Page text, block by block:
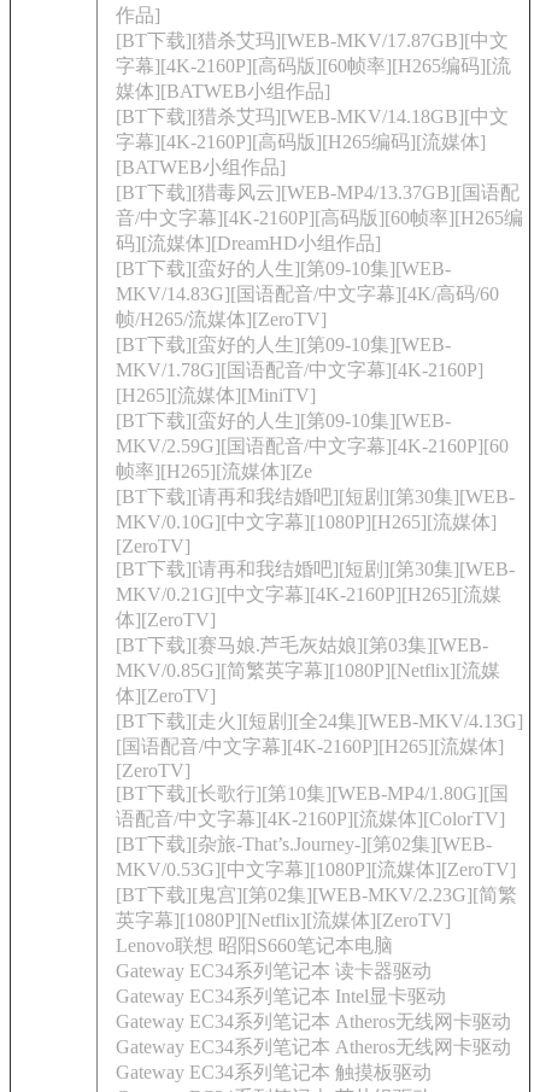
作品]
[BT下载][猎杀艾玛][WEB-MKV/17.87GB][中文
字幕][4K-2160P][高码版][60帧率][H265编码][流
媒体][BATWEB小组作品]
[BT下载][猎杀艾玛][WEB-MKV/14.18GB][中文
字幕][4K-2160P][高码版][H265编码][流媒体]
[BATWEB小组作品]
[BT下载][猎毒风云][WEB-MP4/13.37GB][国语配
音/中文字幕][4K-2160P][高码版][60帧率][H265编
码][流媒体][DreamHD小组作品]
[BT下载][蛮好的人生][第09-10集][WEB-
MKV/14.83G][国语配音/中文字幕][4K/高码/60
帧/H265/流媒体][ZeroTV]
[BT下载][蛮好的人生][第09-10集][WEB-
MKV/1.78G][国语配音/中文字幕][4K-2160P]
[H265][流媒体][MiniTV]
[BT下载][蛮好的人生][第09-10集][WEB-
MKV/2.59G][国语配音/中文字幕][4K-2160P][60
帧率][H265][流媒体][Ze
[BT下载][请再和我结婚吧][短剧][第30集][WEB-
MKV/0.10G][中文字幕][1080P][H265][流媒体]
[ZeroTV]
[BT下载][请再和我结婚吧][短剧][第30集][WEB-
MKV/0.21G][中文字幕][4K-2160P][H265][流媒
体][ZeroTV]
[BT下载][赛马娘.芦毛灰姑娘][第03集][WEB-
MKV/0.85G][简繁英字幕][1080P][Netflix][流媒
体][ZeroTV]
[BT下载][走火][短剧][全24集][WEB-MKV/4.13G]
[国语配音/中文字幕][4K-2160P][H265][流媒体]
[ZeroTV]
[BT下载][长歌行][第10集][WEB-MP4/1.80G][国
语配音/中文字幕][4K-2160P][流媒体][ColorTV]
[BT下载][杂旅-That’s.Journey-][第02集][WEB-
MKV/0.53G][中文字幕][1080P][流媒体][ZeroTV]
[BT下载][鬼宫][第02集][WEB-MKV/2.23G][简繁
英字幕][1080P][Netflix][流媒体][ZeroTV]
Lenovo联想 昭阳S660笔记本电脑
Gateway EC34系列笔记本 读卡器驱动
Gateway EC34系列笔记本 Intel显卡驱动
Gateway EC34系列笔记本 Atheros无线网卡驱动
Gateway EC34系列笔记本 Atheros无线网卡驱动
Gateway EC34系列笔记本 触摸板驱动